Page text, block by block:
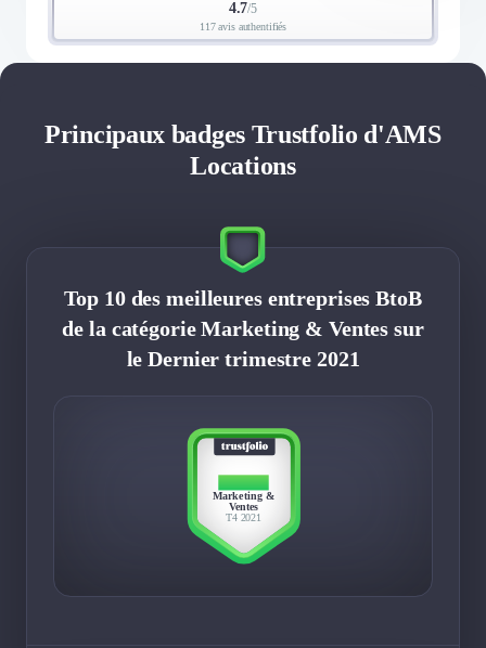
4.7/5
117 avis authentifiés
Principaux badges Trustfolio d'AMS
Locations
Top 10 des meilleures entreprises BtoB
de la catégorie Marketing & Ventes sur
le Dernier trimestre 2021
TOP 10
Marketing &
Ventes
T4 2021